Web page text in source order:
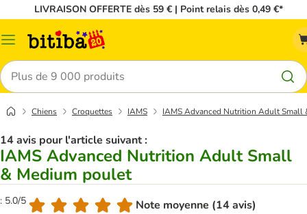
LIVRAISON OFFERTE dès 59 € | Point relais dès 0,49 €*
Menu
Rechercher
Chiens Croquettes IAMS IAMS Advanced Nutrition Adult Small
14 avis pour l'article suivant :
IAMS Advanced Nutrition Adult Small
& Medium poulet
: 5.0/5 Note moyenne (14 avis)